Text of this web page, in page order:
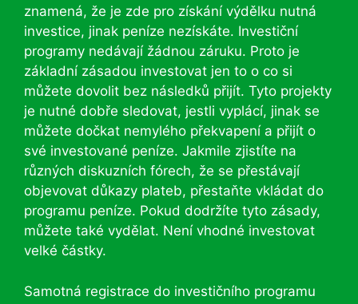
znamená, že je zde pro získání výdělku nutná
investice, jinak peníze nezískáte. Investiční
programy nedávají žádnou záruku. Proto je
základní zásadou investovat jen to o co si
můžete dovolit bez následků přijít. Tyto projekty
je nutné dobře sledovat, jestli vyplácí, jinak se
můžete dočkat nemylého překvapení a přijít o
své investované peníze. Jakmile zjistíte na
různých diskuzních fórech, že se přestávají
objevovat důkazy plateb, přestaňte vkládat do
programu peníze. Pokud dodržíte tyto zásady,
můžete také vydělat. Není vhodné investovat
velké částky.
Samotná registrace do investičního programu